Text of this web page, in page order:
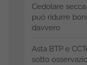
Cedolare secca
può ridurre
davvero
Asta BTP e
sotto